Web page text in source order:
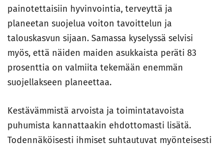
painotettaisiin hyvinvointia, terveyttä ja
planeetan suojelua voiton tavoittelun ja
talouskasvun sijaan. Samassa kyselyssä selvisi
myös, että näiden maiden asukkaista peräti 83
prosenttia on valmiita tekemään enemmän
suojellakseen planeettaa.
Kestävämmistä arvoista ja toimintatavoista
puhumista kannattaakin ehdottomasti lisätä.
Todennäköisesti ihmiset suhtautuvat myönteisesti